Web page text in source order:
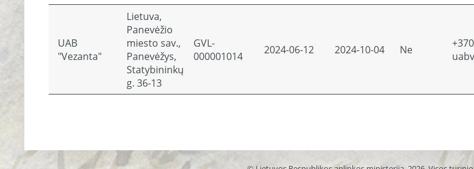
UAB
"Vezanta"
Lietuva,
Panevėžio
miesto sav.,
Panevėžys,
Statybininkų
g. 36-13
GVL-
000001014
2024-06-12 2024-10-04 Ne